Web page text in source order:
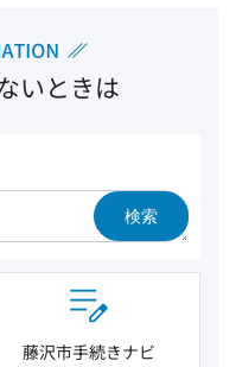
いときは
検索
藤沢市手続きナビ